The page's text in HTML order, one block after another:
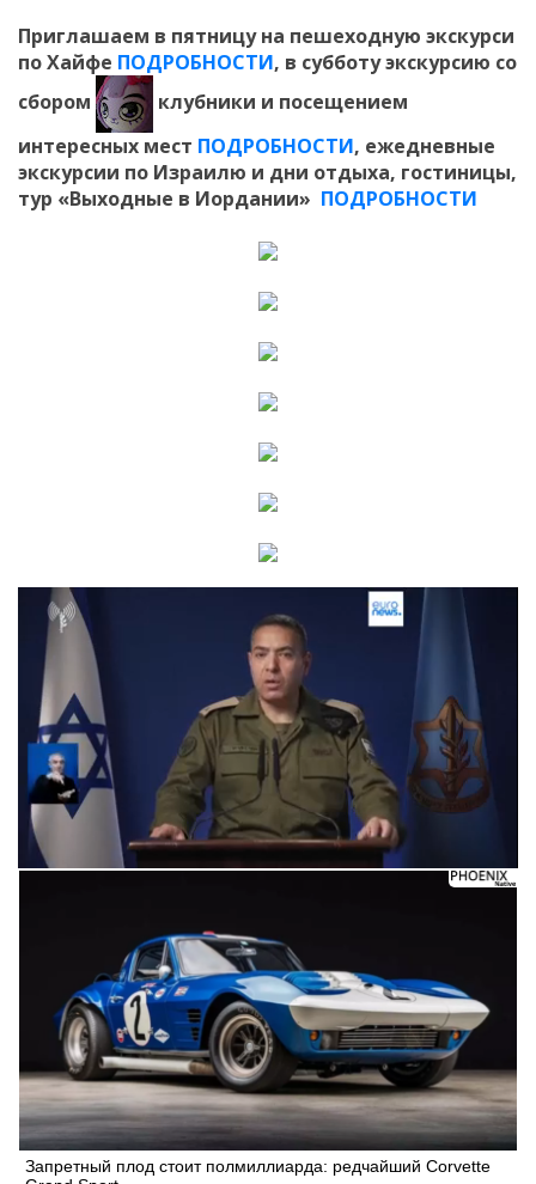
Приглашаем в пятницу на пешеходную экскурси
по Хайфе ПОДРОБНОСТИ, в субботу экскурсию со
сбором
клубники и посещением
интересных мест ПОДРОБНОСТИ, ежедневные
экскурсии по Израилю и дни отдыха, гостиницы,
тур «Выходные в Иордании» ПОДРОБНОСТИ
Запретный плод стоит полмиллиарда: редчайший Corvette